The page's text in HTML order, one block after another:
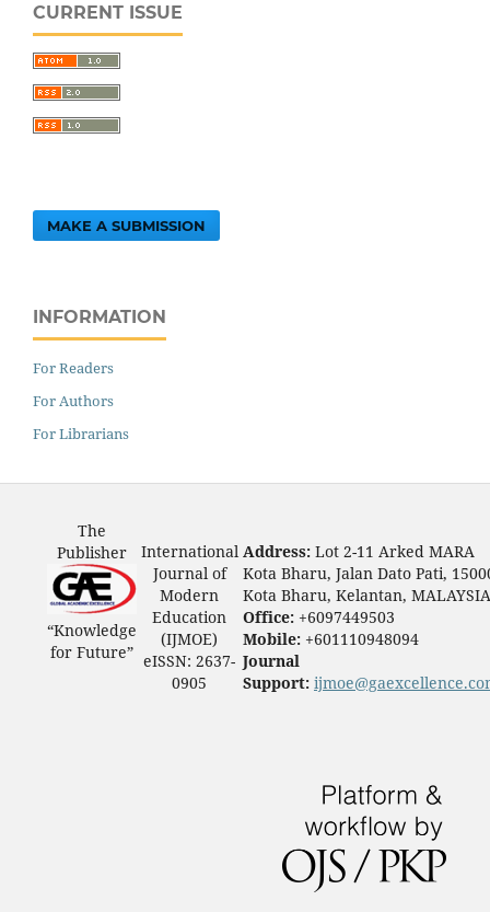
CURRENT ISSUE
MAKE A SUBMISSION
INFORMATION
For Readers
For Authors
For Librarians
The
Publisher
“Knowledge
for Future”
International
Journal of
Modern
Education
(IJMOE)
eISSN: 2637-
0905
Address: Lot 2-11 Arked MARA
Kota Bharu, Jalan Dato Pati,
Kota Bharu, Kelantan, MALAYSIA
Office: +6097449503
Mobile: +601110948094
Journal
Support: